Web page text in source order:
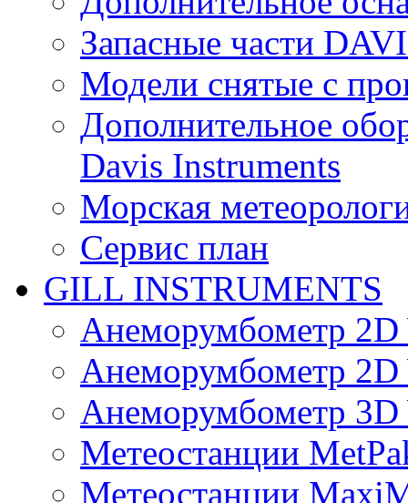
Запасные части
Модели снятые с
Дополнительное
Davis Instruments
Морская
Сервис план
GILL INSTRUMENTS
Анеморумбометр 2D
Анеморумбометр 2D
Анеморумбометр 3D
Метеостанции
Метеостанции